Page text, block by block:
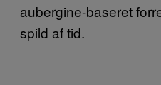
aubergine-baseret
spild af tid.